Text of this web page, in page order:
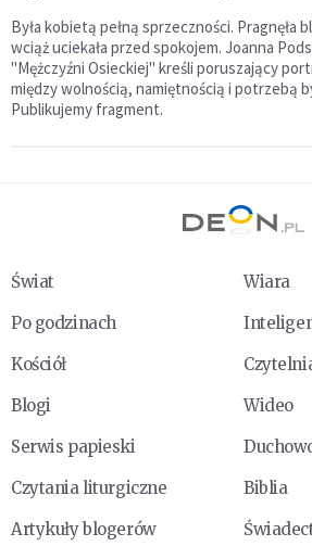
Była kobietą pełną sprzeczności. Pragnęła
wciąż uciekała przed spokojem. Joanna
"Mężczyźni Osieckiej" kreśli poruszający
między wolnością, namiętnością i potrzebą
Publikujemy fragment.
Świat
Wiara
Po godzinach
Kościół
Blogi
Wideo
Serwis papieski
Czytania liturgiczne
Biblia
Artykuły blogerów